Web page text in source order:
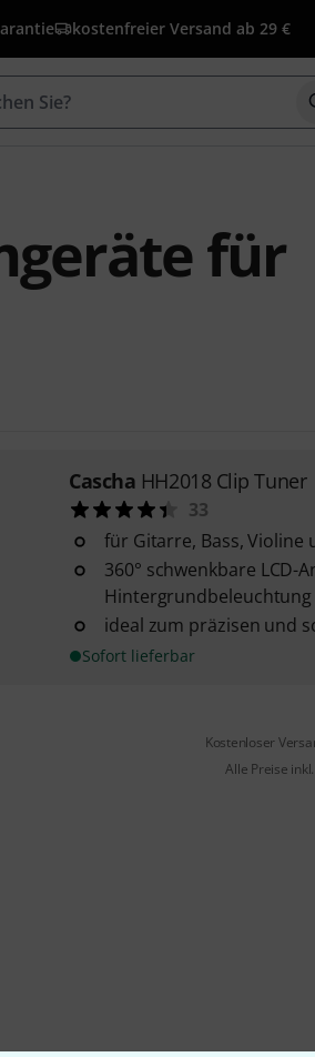
kostenfreier Versand ab 29 €
für
Cascha HH2018 Clip Tuner
33
für Gitarre, Bass, Violine
360° schwenkbare LCD-
Hintergrundbeleuchtung
ideal zum präzisen und
Sofort lieferbar
Kostenloser
Alle Preise